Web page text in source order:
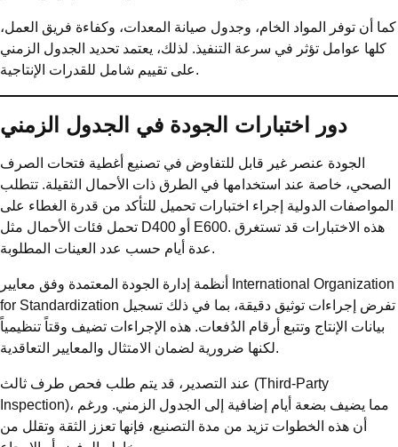
كما أن توفر المواد الخام، وجدول صيانة المعدات، وكفاءة فريق العمل،
كلها عوامل تؤثر في سرعة التنفيذ. لذلك، يعتمد تحديد الجدول الزمني
على تقييم شامل للقدرات الإنتاجية.
دور اختبارات الجودة في الجدول الزمني
الجودة عنصر غير قابل للتفاوض في تصنيع أغطية فتحات الصرف
الصحي، خاصة عند استخدامها في الطرق ذات الأحمال الثقيلة. تتطلب
المواصفات الدولية إجراء اختبارات تحميل للتأكد من قدرة الغطاء على
تحمل فئات الأحمال مثل D400 أو E600. هذه الاختبارات قد تستغرق
عدة أيام حسب عدد العينات المطلوبة.
أنظمة إدارة الجودة المعتمدة وفق معايير International Organization
for Standardization تفرض إجراءات توثيق دقيقة، بما في ذلك تسجيل
بيانات الإنتاج وتتبع أرقام الدُفعات. هذه الإجراءات تضيف وقتاً تنظيمياً
لكنها ضرورية لضمان الامتثال والمعايير التعاقدية.
عند التصدير، قد يتم طلب فحص طرف ثالث (Third-Party
Inspection)، مما يضيف بضعة أيام إضافية إلى الجدول الزمني. ورغم
أن هذه الخطوات تزيد من مدة التصنيع، فإنها تعزز الثقة وتقلل من